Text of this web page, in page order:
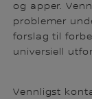
og apper.
problemer
forslag til
universiell
Vennligst